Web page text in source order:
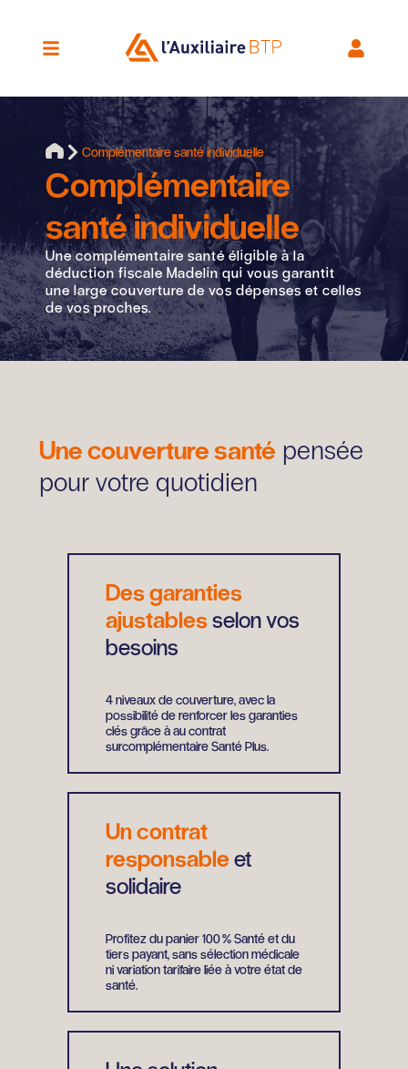
Complémentaire santé individuelle
Complémentaire
santé individuelle
Une complémentaire santé éligible à la
déduction fiscale Madelin qui vous garantit
une large couverture de vos dépenses et celles
de vos proches.
Une couverture santé pensée
pour votre quotidien
Des garanties
ajustablesselon vos
besoins
4 niveaux de couverture, avec la
possibilité de renforcer les garanties
clés grâce à au contrat
surcomplémentaire Santé Plus.
Un contrat
responsableet
solidaire
Profitez du panier 100 % Santé et du
tiers payant, sans sélection médicale
ni variation tarifaire liée à votre état de
santé.